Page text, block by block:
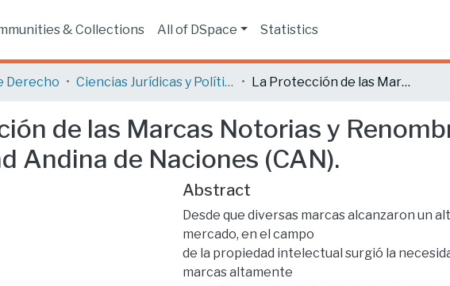
& Collections All of DSpace Statistics
Derecho Ciencias Jurídicas y Políticas La Protección de las Marcas Notorias y Renombradas dentro de la Comunidad Andina de Naciones (CAN).
de las Marcas Notorias y
Andina de Naciones (CAN).
Abstract
Desde que diversas marcas alcanzaron un
mercado, en el campo
de la propiedad intelectual surgió la
marcas altamente